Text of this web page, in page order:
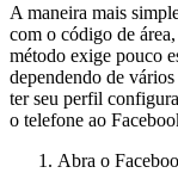
A maneira mais
com o código de
método exige pouco
dependendo de
ter seu perfil
o telefone ao
Abra o